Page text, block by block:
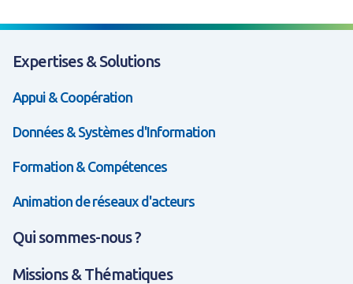
Expertises & Solutions
Appui & Coopération
Données & Systèmes d'Information
Formation & Compétences
Animation de réseaux d'acteurs
Qui sommes-nous ?
Missions & Thématiques